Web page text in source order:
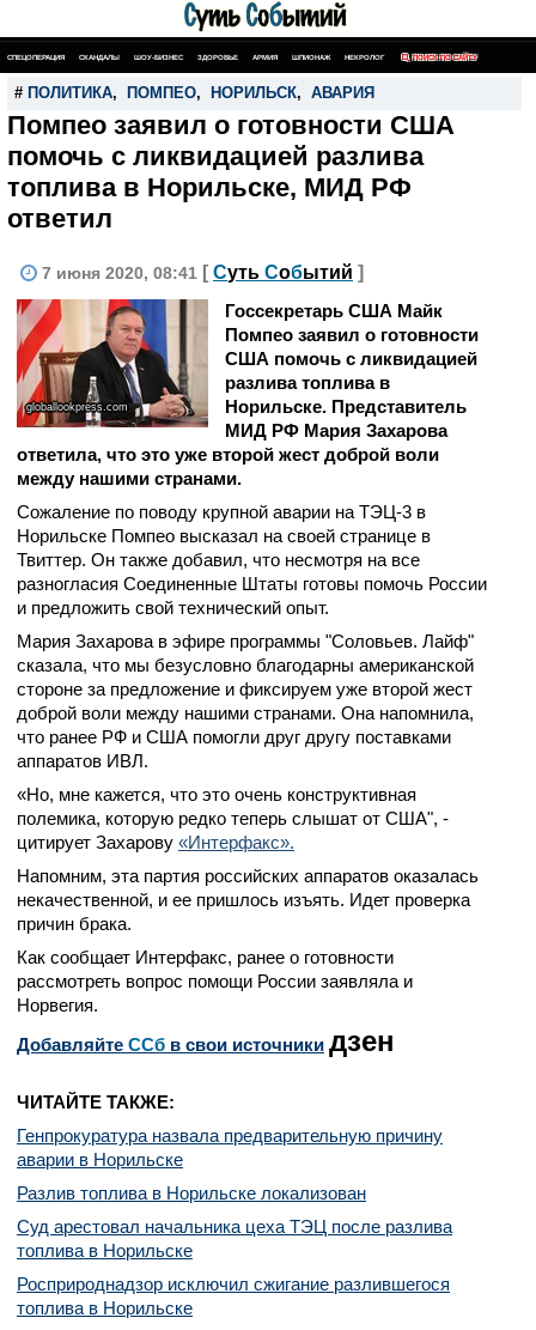
СПЕЦОПЕРАЦИЯ СКАНДАЛЫ ШОУ-БИЗНЕС ЗДОРОВЬЕ АРМИЯ ШПИОНАЖ НЕКРОЛОГ ПОИСК ПО САЙТУ
# ПОЛИТИКА, ПОМПЕО, НОРИЛЬСК, АВАРИЯ
Помпео заявил о готовности США
помочь с ликвидацией разлива
топлива в Норильске, МИД РФ
ответил
7 июня 2020, 08:41 [ Суть Событий ]
globallookpress.com
Госсекретарь США Майк
Помпео заявил о готовности
США помочь с ликвидацией
разлива топлива в
Норильске. Представитель
МИД РФ Мария Захарова
ответила, что это уже второй жест доброй воли
между нашими странами.
Сожаление по поводу крупной аварии на ТЭЦ-3 в
Норильске Помпео высказал на своей странице в
Твиттер. Он также добавил, что несмотря на все
разногласия Соединенные Штаты готовы помочь России
и предложить свой технический опыт.
Мария Захарова в эфире программы "Соловьев. Лайф"
сказала, что мы безусловно благодарны американской
стороне за предложение и фиксируем уже второй жест
доброй воли между нашими странами. Она напомнила,
что ранее РФ и США помогли друг другу поставками
аппаратов ИВЛ.
«Но, мне кажется, что это очень конструктивная
полемика, которую редко теперь слышат от США", -
цитирует Захарову «Интерфакс».
Напомним, эта партия российских аппаратов оказалась
некачественной, и ее пришлось изъять. Идет проверка
причин брака.
Как сообщает Интерфакс, ранее о готовности
рассмотреть вопрос помощи России заявляла и
Норвегия.
Добавляйте CСб в свои источники дзен
ЧИТАЙТЕ ТАКЖЕ:
Генпрокуратура назвала предварительную причину
аварии в Норильске
Разлив топлива в Норильске локализован
Суд арестовал начальника цеха ТЭЦ после разлива
топлива в Норильске
Росприроднадзор исключил сжигание разлившегося
топлива в Норильске